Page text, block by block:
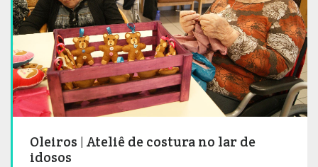
Oleiros | Ateliê de costura no lar de
idosos